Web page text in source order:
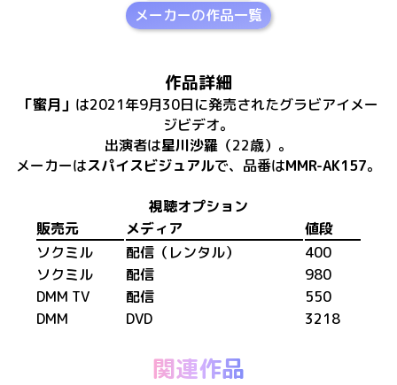
メーカーの作品一覧
作品詳細
「蜜月 」 は2021年9月30日に発売されたグラビアイメー
ジビデオ。
出演者は星川沙羅 （22歳） 。
メーカーはスパイスビジュアルで、​ 品番はMMR-AK157。
視聴オプション
販売元
メディア
値段
ソクミル
配信（レンタル）
400
ソクミル
配信
980
DMM TV
配信
550
DMM
DVD 3218
関連作品